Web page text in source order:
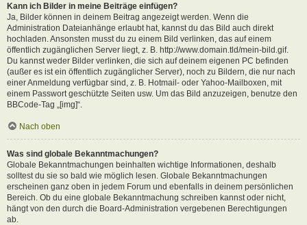
Kann ich Bilder in meine Beiträge einfügen?
Ja, Bilder können in deinem Beitrag angezeigt werden. Wenn die
Administration Dateianhänge erlaubt hat, kannst du das Bild auch direkt
hochladen. Ansonsten musst du zu einem Bild verlinken, das auf einem
öffentlich zugänglichen Server liegt, z. B. http://www.domain.tld/mein-bild.gif.
Du kannst weder Bilder verlinken, die sich auf deinem eigenen PC befinden
(außer es ist ein öffentlich zugänglicher Server), noch zu Bildern, die nur nach
einer Anmeldung verfügbar sind, z. B. Hotmail- oder Yahoo-Mailboxen, mit
einem Passwort geschützte Seiten usw. Um das Bild anzuzeigen, benutze den
BBCode-Tag „[img]“.
Nach oben
Was sind globale Bekanntmachungen?
Globale Bekanntmachungen beinhalten wichtige Informationen, deshalb
solltest du sie so bald wie möglich lesen. Globale Bekanntmachungen
erscheinen ganz oben in jedem Forum und ebenfalls in deinem persönlichen
Bereich. Ob du eine globale Bekanntmachung schreiben kannst oder nicht,
hängt von den durch die Board-Administration vergebenen Berechtigungen
ab.